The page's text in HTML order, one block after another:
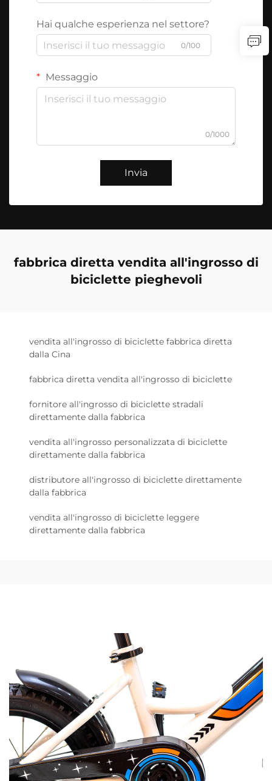
Hai qualche esperienza nel settore?
0/100
Messaggio
0/1000
Invia
fabbrica diretta vendita all'ingrosso di
biciclette pieghevoli
vendita all'ingrosso di biciclette fabbrica diretta
dalla Cina
fabbrica diretta vendita all'ingrosso di biciclette
fornitore all'ingrosso di biciclette stradali
direttamente dalla fabbrica
vendita all'ingrosso personalizzata di biciclette
direttamente dalla fabbrica
distributore all'ingrosso di biciclette direttamente
dalla fabbrica
vendita all'ingrosso di biciclette leggere
direttamente dalla fabbrica